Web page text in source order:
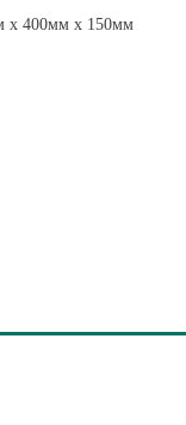
x 400мм x 150мм